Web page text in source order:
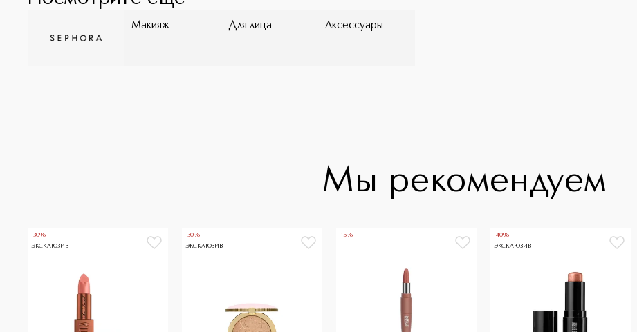
Макияж Для лица Аксессуары
Мы рекомендуем
-30%
ЭКСКЛЮЗИВ
-30%
ЭКСКЛЮЗИВ
-15%
-40%
ЭКСКЛЮЗИВ